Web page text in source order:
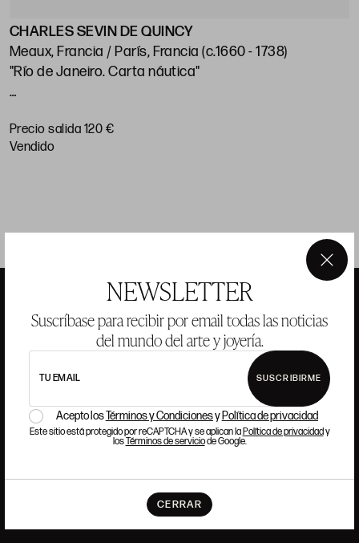
NEWSLETTER
Suscríbase para recibir por email todas las noticias
del mundo del arte y joyería.
TU EMAIL SUSCRIBIRME
Acepto losTérminos y Condicionesy Política de privacidad
Este sitio está protegido por reCAPTCHA y se aplican laPolítica de privacidady
losTérminos de serviciode Google.
CERRAR
×
CHARLES SEVIN DE QUINCY
Meaux, Francia / París, Francia (c.1660 - 1738)
"Río de Janeiro. Carta náutica"
Precio salida 120 €
vendido
ANSORENA
HISTORIA
EQUIPO
GALERÍA
PREGUNTAS FRECUENTES